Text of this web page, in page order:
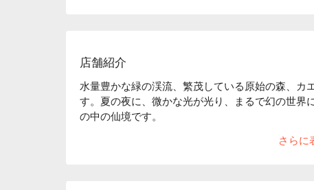
店舗紹介
水量豊かな緑の渓流、繁茂している原始の森、カ
す。夏の夜に、微かな光が光り、まるで幻の世
の中の仙境です。
に温泉で疲労を解消させ、繁忙な日頃から少し息
さらに